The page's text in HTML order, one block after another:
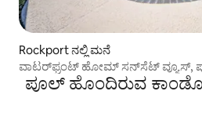
Rockport ನಲ್ಲಿ ಮನೆ
ವಾಟರ್‌ಫ್ರಂಟ್ ಹೋಮ್ ಸನ್‌ಸೆಟ್ ವ್ಯೂಸ್,
ಪೂಲ್ ಹೊಂದಿರುವ